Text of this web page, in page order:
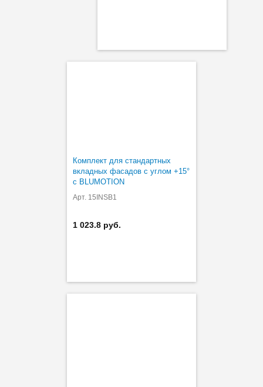
Комплект для стандартных
вкладных фасадов с углом +15°
с BLUMOTION
Арт. 15INSB1
1 023.8 руб.